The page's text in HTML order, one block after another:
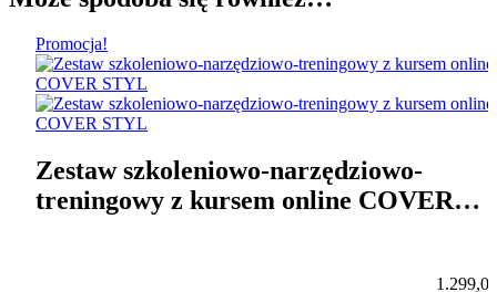
Promocja!
Zestaw szkoleniowo-narzędziowo-
treningowy z kursem online COVER